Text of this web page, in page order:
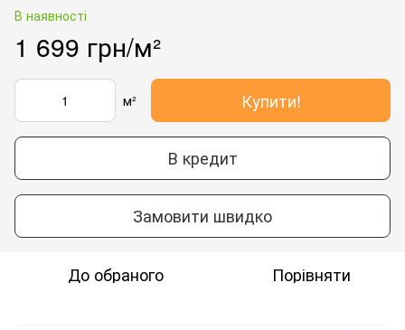
В наявності
1 699 грн/м²
м² Купити!
В кредит
Замовити швидко
До обраного Порівняти